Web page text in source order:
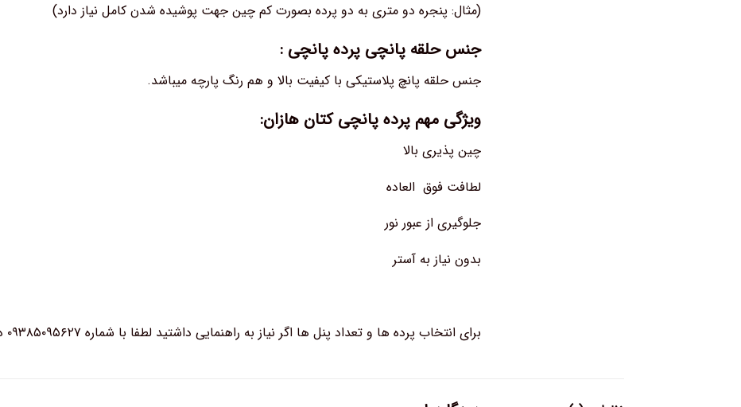
(مثال: پنجره دو متری به دو پرده بصورت کم چین جهت پوشیده شدن کامل نیاز دارد)
جنس حلقه پانچی پرده پانچی :
جنس حلقه پانچ پلاستیکی با کیفیت بالا و هم رنگ پارچه میباشد.
ویژگی مهم پرده پانچی کتان هازان:
چین پذیری بالا
لطافت فوق العاده
جلوگیری از عبور نور
بدون نیاز به آستر
برای انتخاب پرده ها و تعداد پنل ها اگر نیاز به راهنمایی داشتید لطفا با شماره ۰۹۳۸۵۰۹۵۶۲۷ در ارتباط باشید.